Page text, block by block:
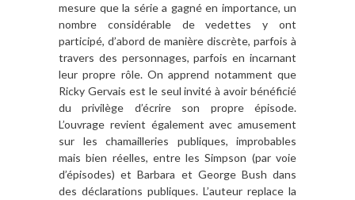
mesure que la série a gagné en importance, un
nombre considérable de vedettes y ont
participé, d’abord de manière discrète, parfois à
travers des personnages, parfois en incarnant
leur propre rôle. On apprend notamment que
Ricky Gervais est le seul invité à avoir bénéficié
du privilège d’écrire son propre épisode.
L’ouvrage revient également avec amusement
sur les chamailleries publiques, improbables
mais bien réelles, entre les Simpson (par voie
d’épisodes) et Barbara et George Bush dans
des déclarations publiques. L’auteur replace la